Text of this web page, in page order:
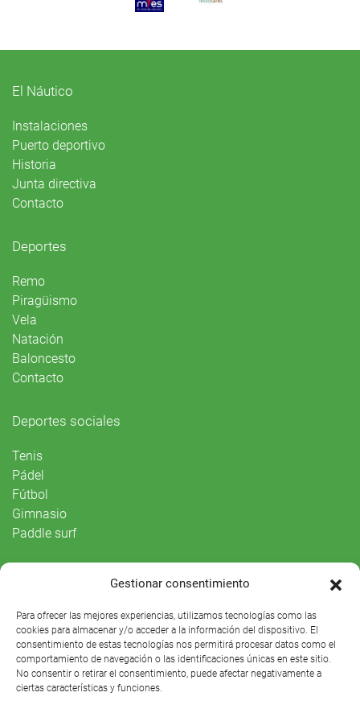
Gestionar consentimiento
Para ofrecer las mejores experiencias, utilizamos tecnologías como las
cookies para almacenar y/o acceder a la información del dispositivo. El
consentimiento de estas tecnologías nos permitirá procesar datos como el
comportamiento de navegación o las identificaciones únicas en este sitio.
No consentir o retirar el consentimiento, puede afectar negativamente a
ciertas características y funciones.
El Náutico
Instalaciones
Puerto deportivo
Historia
Junta directiva
Contacto
Deportes
Remo
Piragüismo
Vela
Natación
Baloncesto
Contacto
Deportes sociales
Tenis
Pádel
Fútbol
Gimnasio
Paddle surf
Agenda